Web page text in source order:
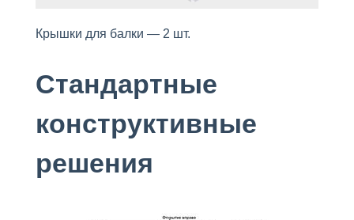
Крышки для балки — 2 шт.
Стандартные
конструктивные
решения